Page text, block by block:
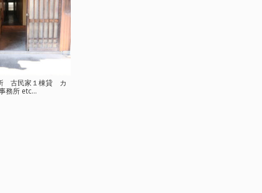
古民家１棟貸 カ
務所 etc...